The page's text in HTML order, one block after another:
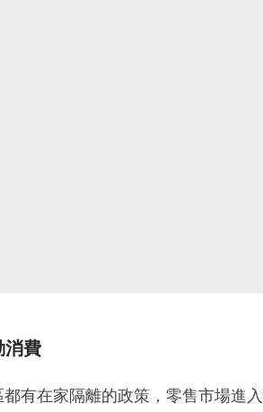
費
都有在家隔離的政策，零售市場進